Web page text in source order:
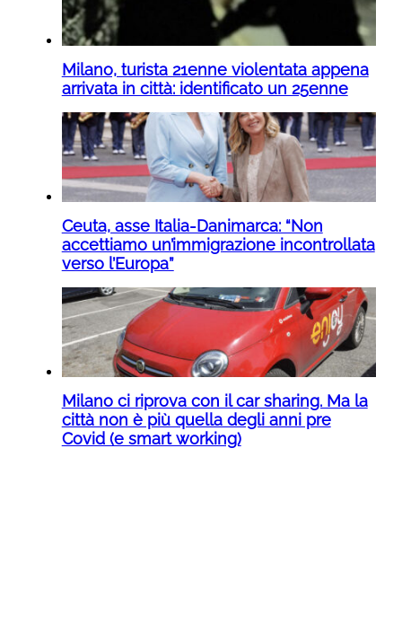
Milano, turista 21enne violentata appena
arrivata in città: identificato un 25enne
Ceuta, asse Italia-Danimarca: “Non
accettiamo un’immigrazione incontrollata
verso l’Europa”
Milano ci riprova con il car sharing. Ma la
città non è più quella degli anni pre
Covid (e smart working)